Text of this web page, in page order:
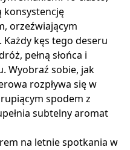
konsystencję
orzeźwiającym
kęs tego deseru
pełną słońca i
Wyobraź sobie, jak
rozpływa się w
spodem z
subtelny aromat
na letnie spotkania w